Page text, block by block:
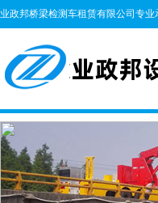
业政邦桥梁检测车租赁有限公司专